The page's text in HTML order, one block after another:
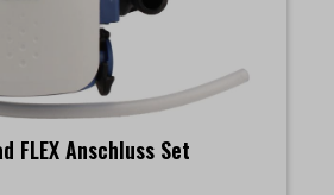
FLEX Anschluss Set